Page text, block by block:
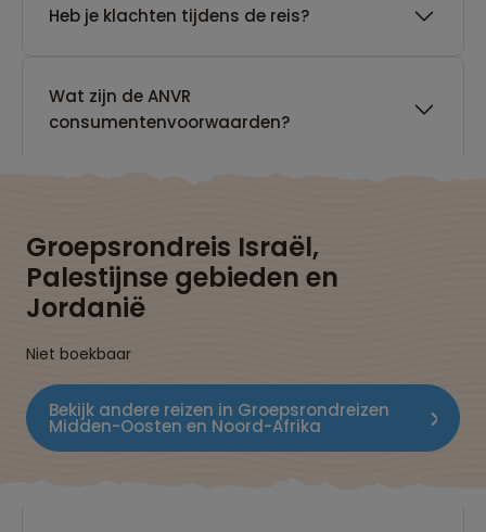
Heb je klachten tijdens de reis?
Wat zijn de ANVR
consumentenvoorwaarden?
Groepsrondreis Israël,
Palestijnse gebieden en
Jordanië
Niet boekbaar
Bekijk andere reizen in Groepsrondreizen
Midden-Oosten en Noord-Afrika